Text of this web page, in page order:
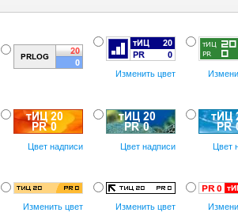
Изменить цвет
Цвет надписи Цвет надписи Цвет
Изменить цвет Изменить цвет